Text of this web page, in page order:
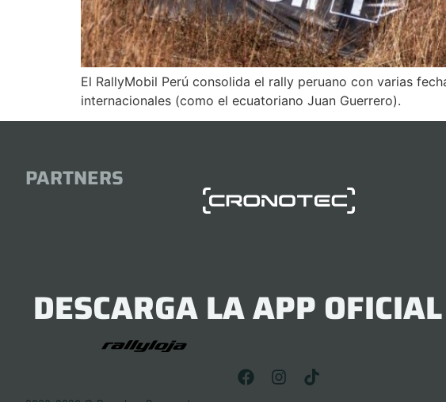
El RallyMobil Perú consolida el rally peruano con varias
internacionales (como el ecuatoriano Juan Guerrero).
PARTNERS
DESCARGA LA APP OFICIAL